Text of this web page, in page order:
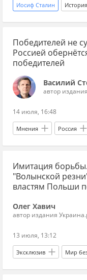
Иосиф Сталин История
история СССР
Николай Кузнецов
Черноморский флот
1940-е Великая
Победителей не
Россией
победителей
автор
14 июля, 16:48
Мнения Россия
Виктория Нуланд
Владимир Путин
победа Запад
поражение
Имитация
"Волынской
властям Польши
Олег Хавич
автор издания
13 июля, 13:12
Эксклюзив Мир
МиГ-29 Кароль